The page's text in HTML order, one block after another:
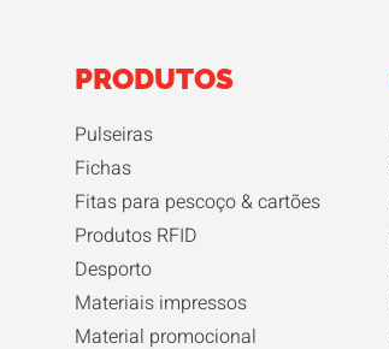
PRODUTOS
Pulseiras
Fichas
Fitas para pescoço & cartões
Produtos RFID
Desporto
Materiais impressos
Material promocional